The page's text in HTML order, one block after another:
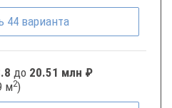
44 варианта
до 20.51 млн ₽
м2)